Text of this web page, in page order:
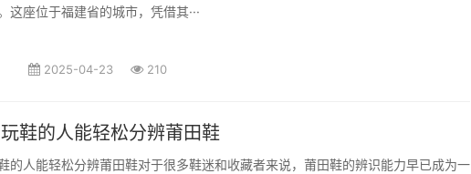
这座位于福建省的城市，凭借其···
2025-04-23 210
鞋的人能轻松分辨莆田鞋
的人能轻松分辨莆田鞋对于很多鞋迷和收藏者来说，莆田鞋的辨识能力早已成为一